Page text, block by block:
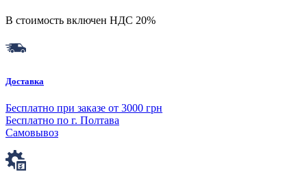
В стоимость включен НДС 20%
Доставка
Бесплатно при заказе от 3000 грн
Бесплатно по г. Полтава
Самовывоз